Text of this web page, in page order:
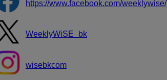
https://www.facebook.com/weeklywise/
WeeklyWiSE_bk
wisebkcom